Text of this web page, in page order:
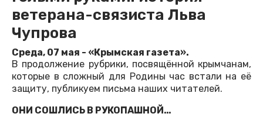
ветерана-связиста Льва
Чупрова
Среда, 07 мая - «Крымская газета».
В продолжение рубрики, посвящённой крымчанам,
которые в сложный для Родины час встали на её
защиту, публикуем письма наших читателей.
ОНИ СОШЛИСЬ В РУКОПАШНОЙ…